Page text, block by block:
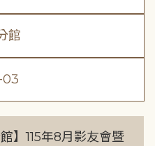
館
】115年8月影友會暨